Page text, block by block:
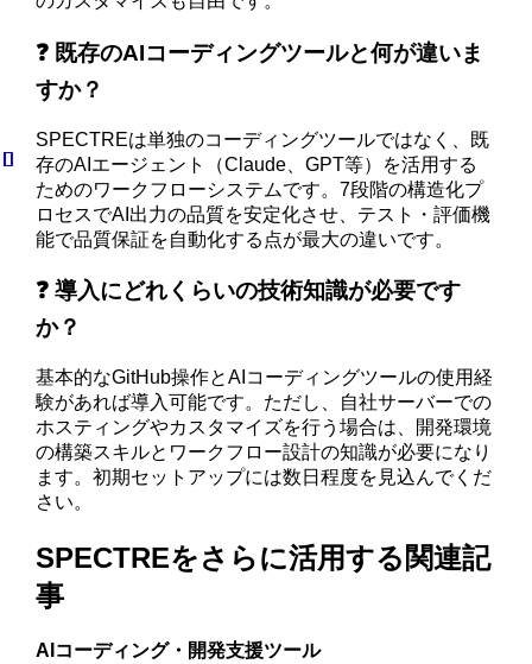
❓ 既存のAIコーディングツールと何が違いま
すか？
SPECTREは単独のコーディングツールではなく、既
存のAIエージェント（Claude、GPT等）を活用する
ためのワークフローシステムです。7段階の構造化プ
ロセスでAI出力の品質を安定化させ、テスト・評価機
能で品質保証を自動化する点が最大の違いです。
❓ 導入にどれくらいの技術知識が必要です
か？
基本的なGitHub操作とAIコーディングツールの使用経
験があれば導入可能です。ただし、自社サーバーでの
ホスティングやカスタマイズを行う場合は、開発環境
の構築スキルとワークフロー設計の知識が必要になり
ます。初期セットアップには数日程度を見込んでくだ
さい。
SPECTREをさらに活用する関連記
事
AIコーディング・開発支援ツール